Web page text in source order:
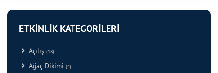
ETKİNLİK KATEGORİLERİ
Açılış (18)
Ağaç Dikimi (4)